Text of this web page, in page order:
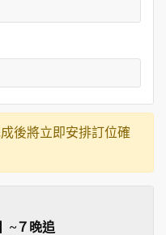
後將立即安排訂位確
~７晚追